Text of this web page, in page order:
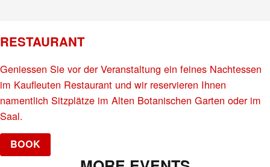
RESTAURANT
Geniessen Sie vor der Veranstaltung ein feines Nachtessen
im Kaufleuten Restaurant und wir reservieren Ihnen
namentlich Sitzplätze im Alten Botanischen Garten oder im
Saal.
BOOK